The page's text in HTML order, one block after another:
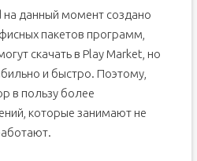
данный момент создано
пакетов программ,
скачать в Play Market, но
и быстро. Поэтому,
в пользу более
которые занимают не